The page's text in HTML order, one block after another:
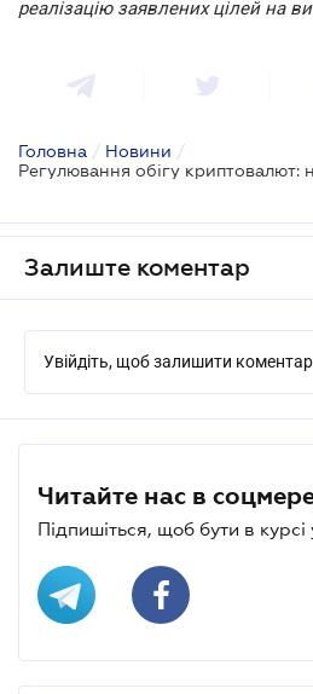
реалізацію заявлених цілей на
Головна / Новини /
Залиште коментар
Увійдіть, щоб залишити коментар
Читайте нас в
Підпишіться, щоб бути в курсі